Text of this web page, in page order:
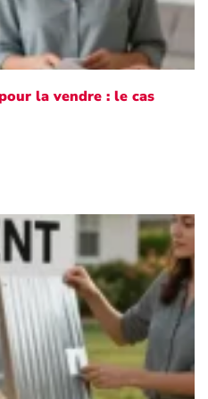
la vendre : le cas